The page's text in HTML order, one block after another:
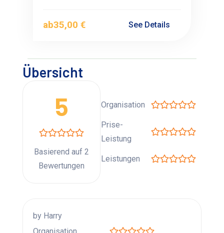
ab35,00 € See Details
Übersicht
5
Basierend auf 2
Bewertungen
Organisation
Prise-
Leistung
Leistungen
by Harry